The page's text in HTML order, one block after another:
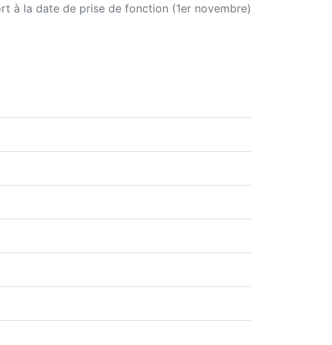
à la date de prise de fonction (1er novembre)